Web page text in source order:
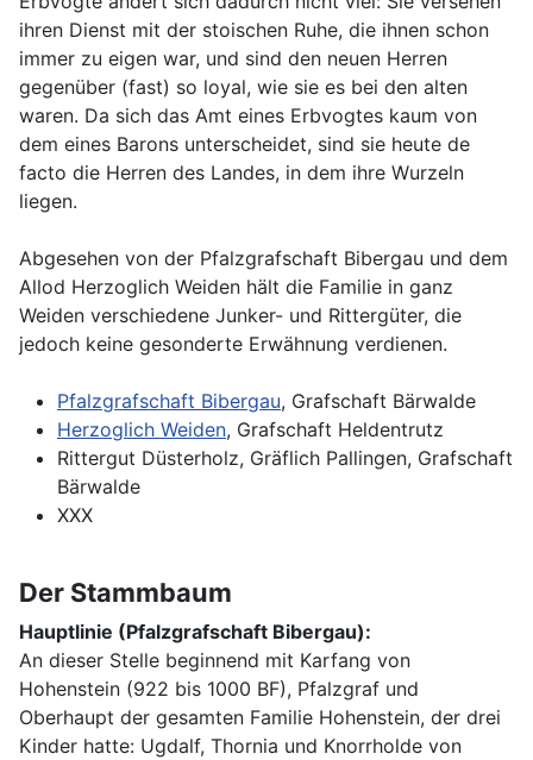
ihren Dienst mit der stoischen Ruhe, die ihnen schon
immer zu eigen war, und sind den neuen Herren
gegenüber (fast) so loyal, wie sie es bei den alten
waren. Da sich das Amt eines Erbvogtes kaum von
dem eines Barons unterscheidet, sind sie heute de
facto die Herren des Landes, in dem ihre Wurzeln
liegen.
Abgesehen von der Pfalzgrafschaft Bibergau und dem
Allod Herzoglich Weiden hält die Familie in ganz
Weiden verschiedene Junker- und Rittergüter, die
jedoch keine gesonderte Erwähnung verdienen.
Pfalzgrafschaft Bibergau, Grafschaft Bärwalde
Herzoglich Weiden, Grafschaft Heldentrutz
Rittergut Düsterholz, Gräflich Pallingen, Grafschaft
Bärwalde
XXX
Der Stammbaum
Hauptlinie (Pfalzgrafschaft Bibergau):
An dieser Stelle beginnend mit Karfang von
Hohenstein (922 bis 1000 BF), Pfalzgraf und
Oberhaupt der gesamten Familie Hohenstein, der drei
Kinder hatte: Ugdalf, Thornia und Knorrholde von